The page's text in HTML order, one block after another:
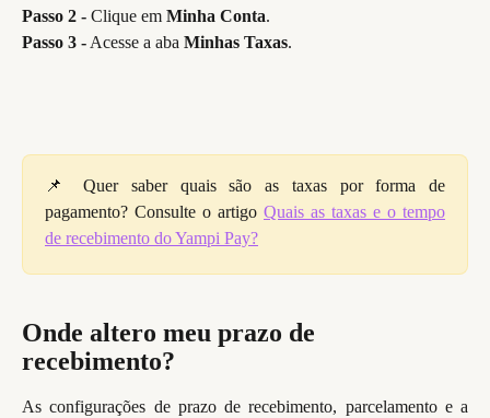
Passo 2 - Clique em Minha Conta.
Passo 3 - Acesse a aba Minhas Taxas.
📌 Quer saber quais são as taxas por forma de
pagamento? Consulte o artigo Quais as taxas e o tempo
de recebimento do Yampi Pay?
Onde altero meu prazo de
recebimento?
As configurações de prazo de recebimento, parcelamento e a